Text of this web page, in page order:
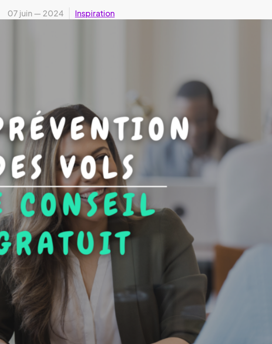
07 juin — 2024 Inspiration